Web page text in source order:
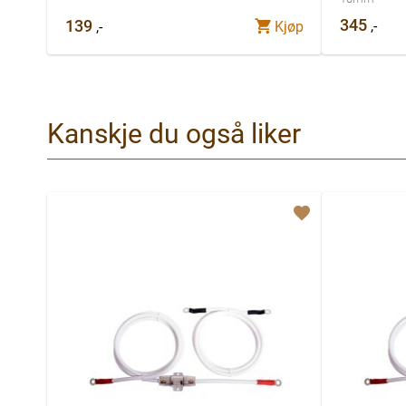
139 ,- Kjøp 345 ,-
Kanskje du også liker